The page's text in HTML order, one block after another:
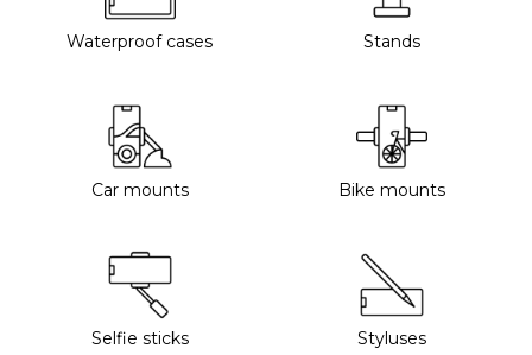
Waterproof cases Stands
Car mounts Bike mounts
Selfie sticks Styluses